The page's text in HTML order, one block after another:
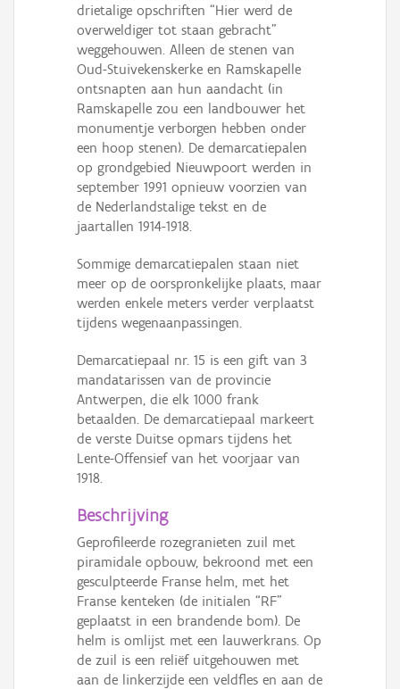
drietalige opschriften “Hier werd de
overweldiger tot staan gebracht”
weggehouwen. Alleen de stenen van
Oud-Stuivekenskerke en Ramskapelle
ontsnapten aan hun aandacht (in
Ramskapelle zou een landbouwer het
monumentje verborgen hebben onder
een hoop stenen). De demarcatiepalen
op grondgebied Nieuwpoort werden in
september 1991 opnieuw voorzien van
de Nederlandstalige tekst en de
jaartallen 1914-1918.
Sommige demarcatiepalen staan niet
meer op de oorspronkelijke plaats, maar
werden enkele meters verder verplaatst
tijdens wegenaanpassingen.
Demarcatiepaal nr. 15 is een gift van 3
mandatarissen van de provincie
Antwerpen, die elk 1000 frank
betaalden. De demarcatiepaal markeert
de verste Duitse opmars tijdens het
Lente-Offensief van het voorjaar van
1918.
Beschrijving
Geprofileerde rozegranieten zuil met
piramidale opbouw, bekroond met een
gesculpteerde Franse helm, met het
Franse kenteken (de initialen “RF”
geplaatst in een brandende bom). De
helm is omlijst met een lauwerkrans. Op
de zuil is een reliëf uitgehouwen met
aan de linkerzijde een veldfles en aan de